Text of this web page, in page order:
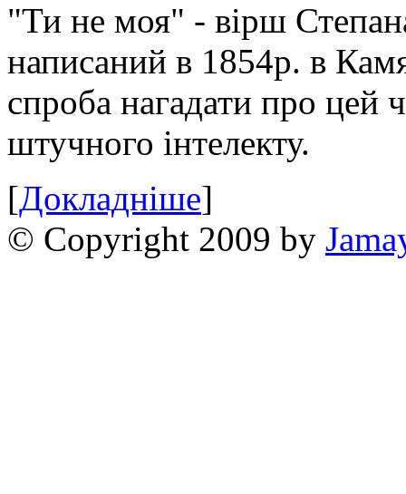
"Ти не моя" - вірш
написаний в 1854р. в
спроба нагадати про цей
штучного інтелекту.
[Докладніше]
© Copyright 2009 by